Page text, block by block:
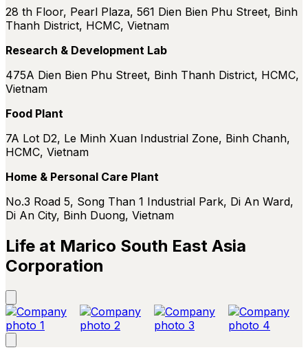
28 th Floor, Pearl Plaza, 561 Dien Bien Phu Street, Binh
Thanh District, HCMC, Vietnam
Research & Development Lab
475A Dien Bien Phu Street, Binh Thanh District, HCMC,
Vietnam
Food Plant
7A Lot D2, Le Minh Xuan Industrial Zone, Binh Chanh,
HCMC, Vietnam
Home & Personal Care Plant
No.3 Road 5, Song Than 1 Industrial Park, Di An Ward,
Di An City, Binh Duong, Vietnam
Life at Marico South East Asia
Corporation